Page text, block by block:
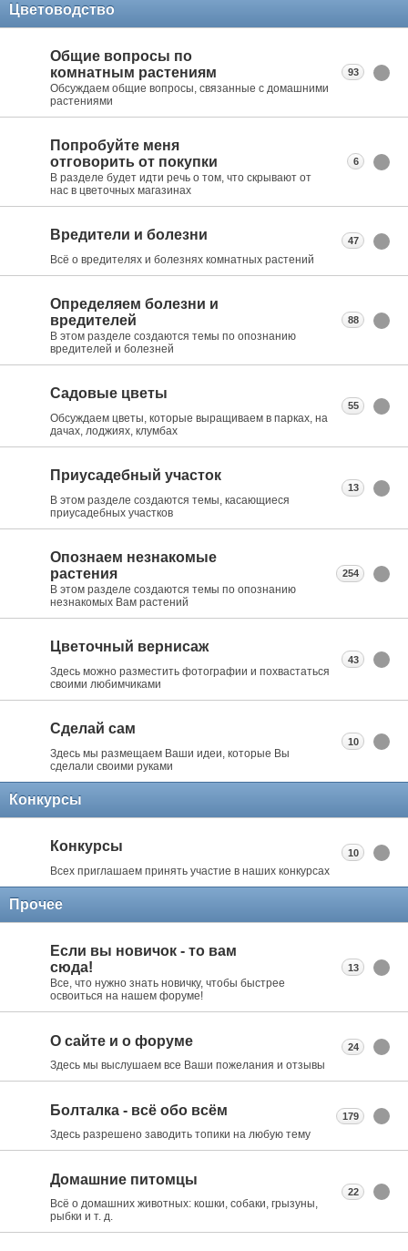
Цветоводство
Общие вопросы по
комнатным растениям
Обсуждаем общие вопросы, связанные с домашними
растениями
93
Попробуйте меня
отговорить от покупки
В разделе будет идти речь о том, что скрывают от
нас в цветочных магазинах
6
Вредители и болезни
Всё о вредителях и болезнях комнатных растений
47
Определяем болезни и
вредителей
В этом разделе создаются темы по опознанию
вредителей и болезней
88
Садовые цветы
Обсуждаем цветы, которые выращиваем в парках, на
дачах, лоджиях, клумбах
55
Приусадебный участок
В этом разделе создаются темы, касающиеся
приусадебных участков
13
Опознаем незнакомые
растения
В этом разделе создаются темы по опознанию
незнакомых Вам растений
254
Цветочный вернисаж
Здесь можно разместить фотографии и похвастаться
своими любимчиками
43
Сделай сам
Здесь мы размещаем Ваши идеи, которые Вы
сделали своими руками
10
Конкурсы
Конкурсы
Всех приглашаем принять участие в наших конкурсах
10
Прочее
Если вы новичок - то вам
сюда!
Все, что нужно знать новичку, чтобы быстрее
освоиться на нашем форуме!
13
О сайте и о форуме
Здесь мы выслушаем все Ваши пожелания и отзывы
24
Болталка - всё обо всём
Здесь разрешено заводить топики на любую тему
179
Домашние питомцы
Всё о домашних животных: кошки, собаки, грызуны,
рыбки и т. д.
22